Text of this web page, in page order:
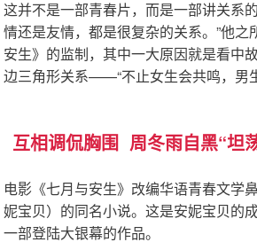
这并不是一部青春片，而是一部讲关系
情还是友情，都是很复杂的关系。”他之
安生》的监制，其中一大原因就是看中
边三角形关系——“不止女生会共鸣，男
互相调侃胸围 周冬雨自黑“坦
电影《七月与安生》改编华语青春文学
妮宝贝）的同名小说。这是安妮宝贝的
一部登陆大银幕的作品。